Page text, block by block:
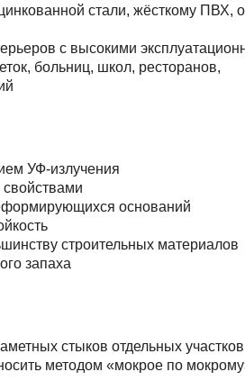
стыков отдельных участков
методом «мокрое по
УФ-излучения
оснований
строительных материалов
запаха
стали, жёсткому ПВХ,
с высокими
больниц, школ, ресторанов,